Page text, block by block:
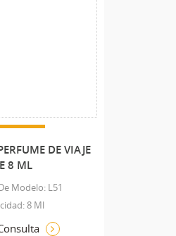
DE VIAJE
8 ML
Modelo: L51
8 Ml